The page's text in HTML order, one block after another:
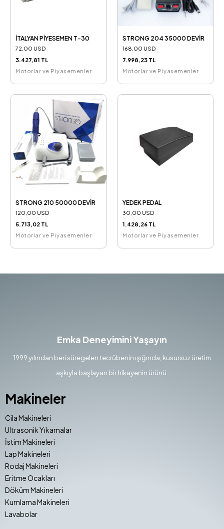
İTALYAN PİYESEMEN T-30
72,00 USD
3.427,81 TL
Motorlar ve Piyasemenler
STRONG 204 35000 DEVİR
168,00 USD
7.998,23 TL
Motorlar ve Piyasemenler
STRONG 210 50000 DEVİR
120,00 USD
5.713,02 TL
Motorlar ve Piyasemenler
YEDEK PEDAL
30,00 USD
1.428,26 TL
Motorlar ve Piyasemenler
Emka Deneyimini Yaşayın
1999 yılından beri süregelen tecrübenin ışığında, kusursuz üretim
aşkıyla başlayan bir hikayenin ürünü.
Makineler
Cila Makineleri
Ultrasonik Yıkamalar
İstim Makineleri
Lap Makineleri
Rodaj Makineleri
Eritme Ocakları
Döküm Makineleri
Kumlama Makineleri
Lavabolar